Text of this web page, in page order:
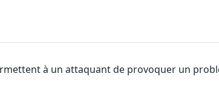
à un attaquant de provoquer un